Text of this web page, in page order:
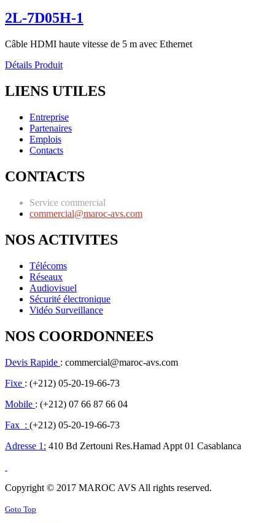
2L-7D05H-1
Câble HDMI haute vitesse de 5 m avec Ethernet
Détails Produit
LIENS UTILES
Entreprise
Partenaires
Emplois
Contacts
CONTACTS
Service commercial
commercial@maroc-avs.com
NOS ACTIVITES
Télécoms
Réseaux
Audiovisuel
Sécurité électronique
Vidéo Surveillance
NOS COORDONNEES
Devis Rapide : commercial@maroc-avs.com
Fixe : (+212) 05-20-19-66-73
Mobile : (+212) 07 66 87 66 04
Fax : (+212) 05-20-19-66-73
Adresse 1: 410 Bd Zertouni Res.Hamad Appt 01 Casablanca
Copyright © 2017 MAROC AVS All rights reserved.
Goto Top